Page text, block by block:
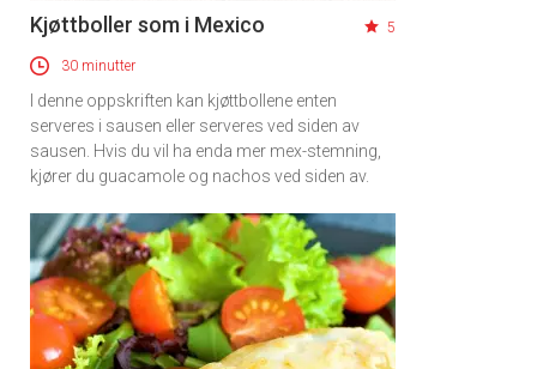
Kjøttboller som i Mexico 5
30 minutter
I denne oppskriften kan kjøttbollene enten
serveres i sausen eller serveres ved siden av
sausen. Hvis du vil ha enda mer mex-stemning,
kjører du guacamole og nachos ved siden av.